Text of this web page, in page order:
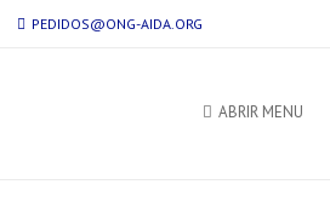
PEDIDOS@ONG-AIDA.ORG
ABRIR MENU